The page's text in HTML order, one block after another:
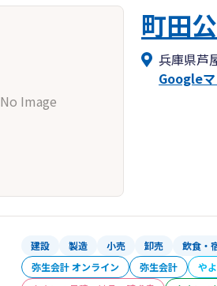
No Image
町田
兵庫県芦
Google
建設 製造 小売 卸売 飲食・
弥生会計 オンライン 弥生会計 や